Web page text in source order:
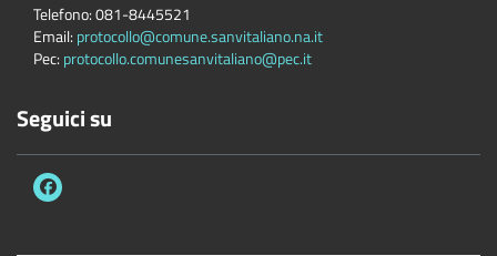
Telefono:081-8445521
Email: protocollo@comune.sanvitaliano.na.it
Pec: protocollo.comunesanvitaliano@pec.it
Seguici su